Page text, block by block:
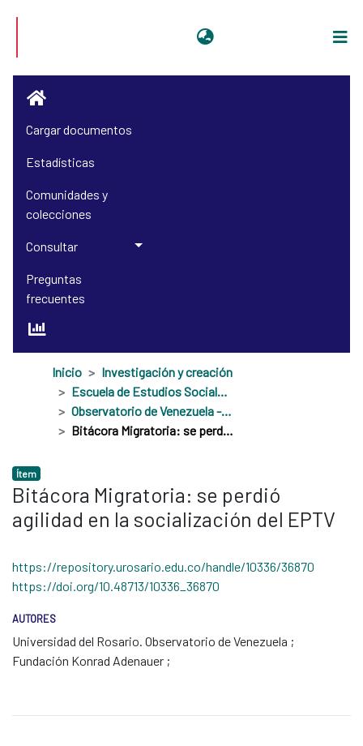
Cargar documentos
Estadísticas
Comunidades y
colecciones
Consultar
Preguntas
frecuentes
Inicio
Investigación y creación
Escuela de Estudios Sociales, Políticos e Internacionales
Observatorio de Venezuela - OV
Bitácora Migratoria: se perdió agilidad en la socialización del EPTV
Ítem
Bitácora Migratoria: se perdió
agilidad en la socialización del EPTV
https://repository.urosario.edu.co/handle/10336/36870
https://doi.org/10.48713/10336_36870
AUTORES
Universidad del Rosario. Observatorio de Venezuela
Fundación Konrad Adenauer